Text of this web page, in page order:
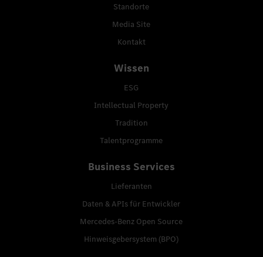
Standorte
Media Site
Kontakt
Wissen
ESG
Intellectual Property
Tradition
Talentprogramme
Business Services
Lieferanten
Daten & APIs für Entwickler
Mercedes-Benz Open Source
Hinweisgebersystem (BPO)